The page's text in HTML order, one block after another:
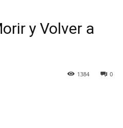
y Volver a
0
1384